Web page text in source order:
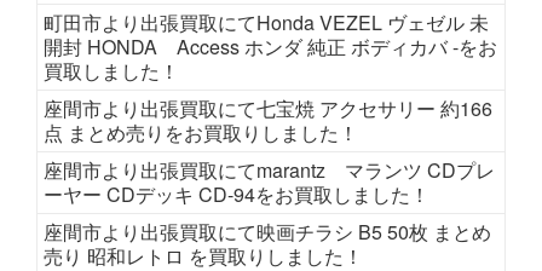
町田市より出張買取にてHonda VEZEL ヴェゼル 未
開封 HONDA Access ホンダ 純正 ボディカバ -をお
買取しました！
座間市より出張買取にて七宝焼 アクセサリー 約166
点 まとめ売りをお買取りしました！
座間市より出張買取にてmarantz マランツ CDプレ
ーヤー CDデッキ CD-94をお買取しました！
座間市より出張買取にて映画チラシ B5 50枚 まとめ
売り 昭和レトロ を買取りしました！